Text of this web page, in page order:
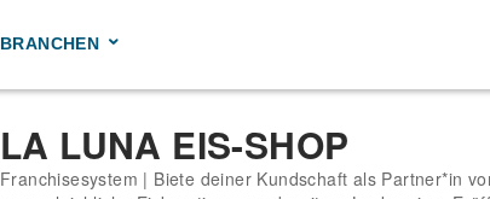
BRANCHEN
LA LUNA EIS-SHOP
Franchisesystem | Biete deiner Kundschaft als Partner*in